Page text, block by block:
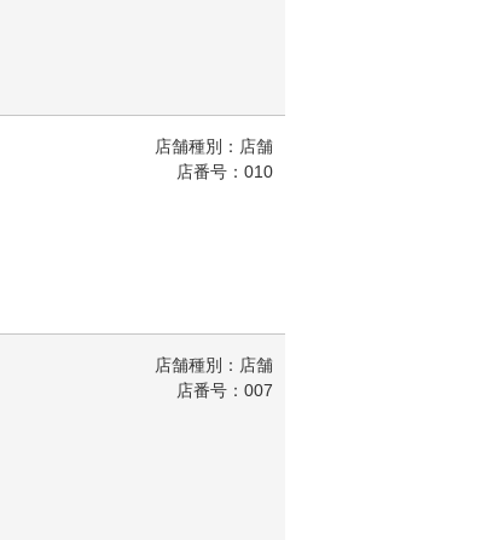
店舗種別：店舗
店番号：010
店舗種別：店舗
店番号：007